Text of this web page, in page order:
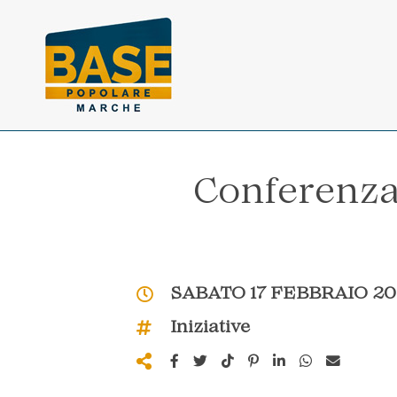
SABATO 17 FEBBRAIO
Iniziative